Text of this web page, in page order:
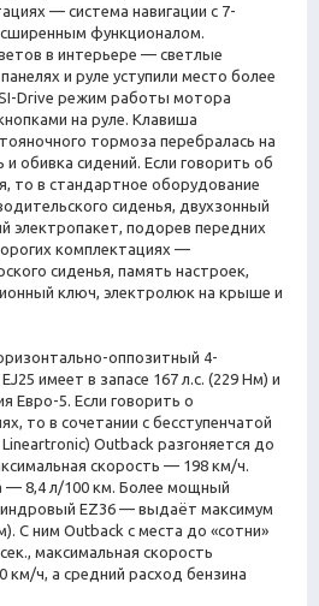
— система навигации с 7-
функционалом.
в интерьере — светлые
и руле уступили место более
Drive режим работы мотора
на руле. Клавиша
тормоза перебралась на
обивка сидений. Если говорить об
то в стандартное оборудование
сиденья, двухзонный
электропакет, подорев передних
комплектациях —
сиденья, память настроек,
ключ, электролюк на крыше и
оппозитный 4-
имеет в запасе 167 л.с. (229 Нм) и
Евро-5. Если говорить о
то в сочетании с бесступенчатой
Outback разгоняется до
скорость — 198 км/ч.
— 8,4 л/100 км. Более мощный
EZ36 — выдаёт максимум
С ним Outback с места до «сотни»
максимальная скорость
км/ч, а средний расход бензина